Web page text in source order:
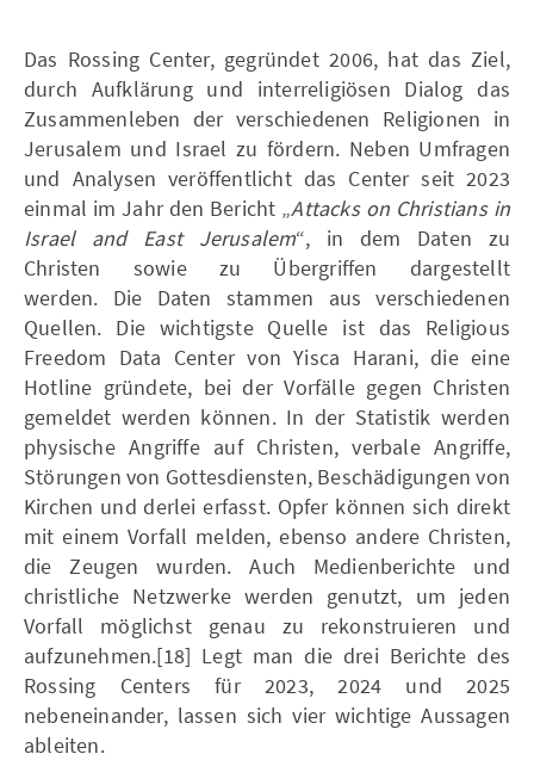
Das Rossing Center, gegründet 2006, hat das Ziel,
durch Aufklärung und interreligiösen Dialog das
Zusammenleben der verschiedenen Religionen in
Jerusalem und Israel zu fördern. Neben Umfragen
und Analysen veröffentlicht das Center seit 2023
einmal im Jahr den Bericht „Attacks on Christians in
Israel and East Jerusalem“, in dem Daten zu
Christen sowie zu Übergriffen dargestellt
werden. Die Daten stammen aus verschiedenen
Quellen. Die wichtigste Quelle ist das Religious
Freedom Data Center von Yisca Harani, die eine
Hotline gründete, bei der Vorfälle gegen Christen
gemeldet werden können. In der Statistik werden
physische Angriffe auf Christen, verbale Angriffe,
Störungen von Gottesdiensten, Beschädigungen von
Kirchen und derlei erfasst. Opfer können sich direkt
mit einem Vorfall melden, ebenso andere Christen,
die Zeugen wurden. Auch Medienberichte und
christliche Netzwerke werden genutzt, um jeden
Vorfall möglichst genau zu rekonstruieren und
aufzunehmen.[18] Legt man die drei Berichte des
Rossing Centers für 2023, 2024 und 2025
nebeneinander, lassen sich vier wichtige Aussagen
ableiten.